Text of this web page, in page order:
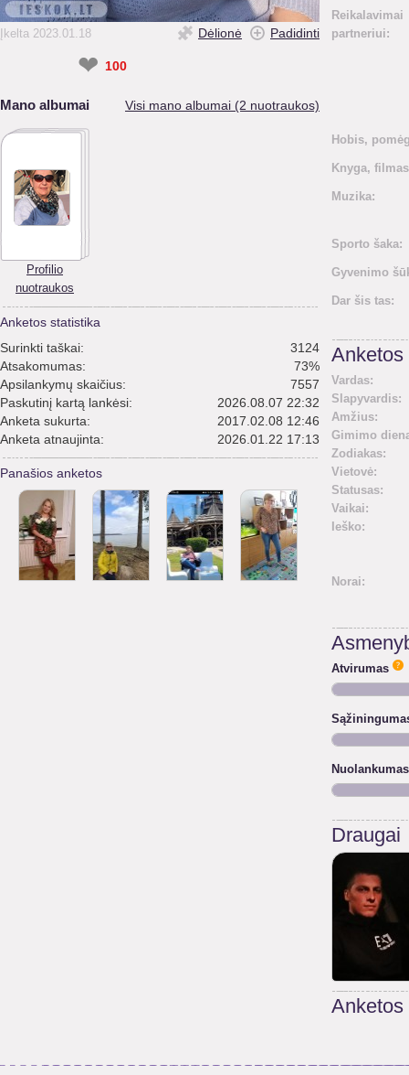
Įkelta 2023.01.18 Dėlionė Padidinti
❤ 100
Mano albumai Visi mano albumai (2 nuotraukos)
Profilio
nuotraukos
Anketos statistika
Surinkti taškai:
3124
Atsakomumas:
73%
Apsilankymų skaičius:
7557
Paskutinį kartą lankėsi:
2026.08.07 22:32
Anketa sukurta:
2017.02.08 12:46
Anketa atnaujinta:
2026.01.22 17:13
Panašios anketos
Reikalavimai
partneriui:
Hobis,
Knyga,
Muzika:
Sporto šaka:
Gyvenimo
Dar šis tas:
Anketos
Vardas:
Slapyvardis:
Amžius:
Gimimo
Zodiakas:
Vietovė:
Statusas:
Vaikai:
Ieško:
Norai:
Atvirumas
Nuolankumas
Draugai
Anketos